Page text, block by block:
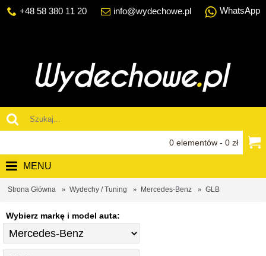
+48 58 380 11 20 info@wydechowe.pl WhatsApp
0 elementów - 0 zł
MENU
Strona Główna Wydechy / Tuning Mercedes-Benz GLB
Wybierz markę i model auta: